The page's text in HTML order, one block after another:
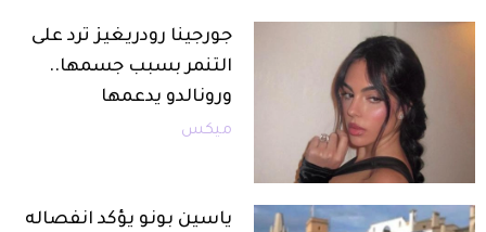
جورجينا رودريغيز ترد على
التنمر بسبب جسمها..
ورونالدو يدعمها
ميكس
ياسين بونو يؤكد انفصاله